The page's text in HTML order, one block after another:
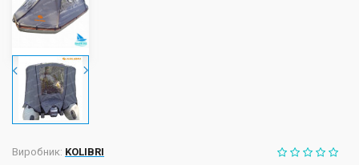
Виробник: KOLIBRI